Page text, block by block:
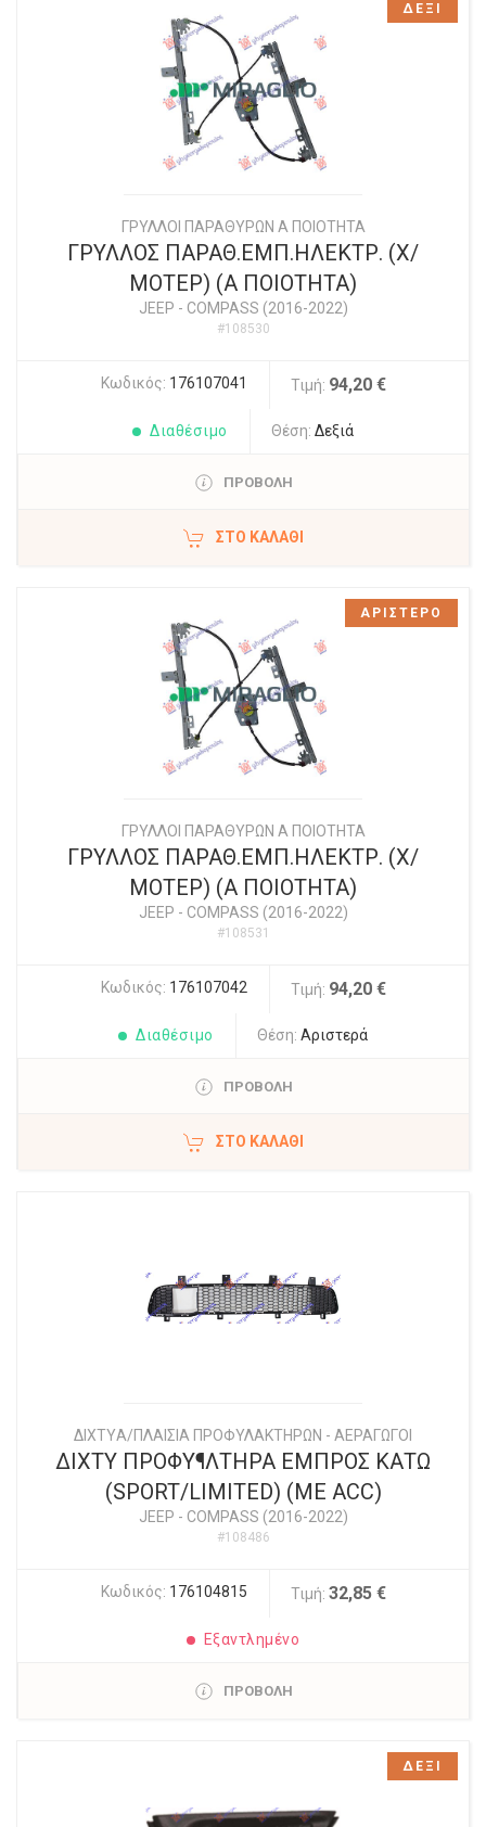
ΓΡΥΛΛΟΙ ΠΑΡΑΘΥΡΩΝ Α ΠΟΙΟΤΗΤΑ
ΓΡΥΛΛΟΣ ΠΑΡΑΘ.ΕΜΠ.ΗΛΕΚΤΡ. (Χ/
ΜΟΤΕΡ) (Α ΠΟΙΟΤΗΤΑ)
JEEP - COMPASS (2016-2022)
#108530
Κωδικός: 176107041 Τιμή: 94,20 €
Διαθέσιμο Θέση: Δεξιά
ΠΡΟΒΟΛΗ
ΣΤΟ ΚΑΛΆΘΙ
ΔΕΞΙ
ΓΡΥΛΛΟΙ ΠΑΡΑΘΥΡΩΝ Α ΠΟΙΟΤΗΤΑ
ΓΡΥΛΛΟΣ ΠΑΡΑΘ.ΕΜΠ.ΗΛΕΚΤΡ. (Χ/
ΜΟΤΕΡ) (Α ΠΟΙΟΤΗΤΑ)
JEEP - COMPASS (2016-2022)
#108531
Κωδικός: 176107042 Τιμή: 94,20 €
Διαθέσιμο Θέση: Αριστερά
ΠΡΟΒΟΛΗ
ΣΤΟ ΚΑΛΆΘΙ
ΑΡΙΣΤΕΡΟ
ΔΙΧΤYΑ/ΠΛΑΙΣΙΑ ΠΡΟΦΥΛΑΚΤΗΡΩΝ - ΑΕΡΑΓΩΓΟΙ
ΔΙΧΤΥ ΠΡΟΦΥ¶ΛΤΗΡΑ ΕΜΠΡΟΣ ΚΑΤΩ
(SPORT/LIMITED) (ΜΕ ACC)
JEEP - COMPASS (2016-2022)
#108486
Κωδικός: 176104815 Τιμή: 32,85 €
Εξαντλημένο
ΠΡΟΒΟΛΗ
ΔΕΞΙ